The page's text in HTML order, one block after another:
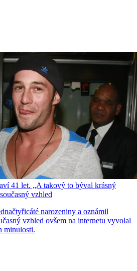
41 let. „A takový to býval krásný
vzhled
narozeniny a oznámil
vzhled ovšem na internetu vyvolal
minulosti.